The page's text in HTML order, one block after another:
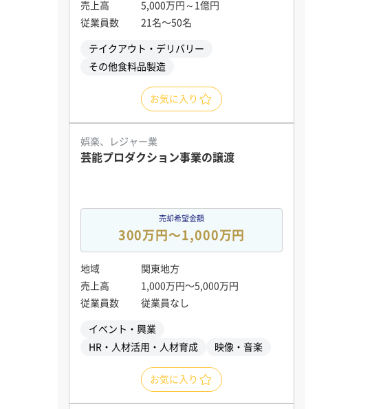
売上高
5,000万円～1億円
従業員数
21名〜50名
テイクアウト・デリバリー
その他食料品製造
お気に入り
娯楽、レジャー業
芸能プロダクション事業の譲渡
売却希望金額
300万円〜1,000万円
地域
関東地方
売上高
1,000万円〜5,000万円
従業員数
従業員なし
イベント・興業
HR・人材活用・人材育成
映像・音楽
お気に入り